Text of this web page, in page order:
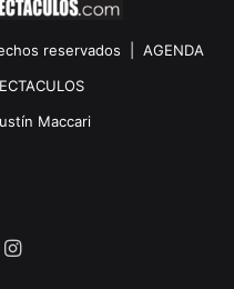
reservados | AGENDA
Maccari